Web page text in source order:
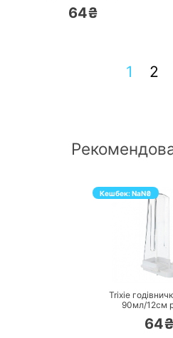
64₴
1 2
Кешбек:NaN₴
Trixie
90мл/12см
64₴